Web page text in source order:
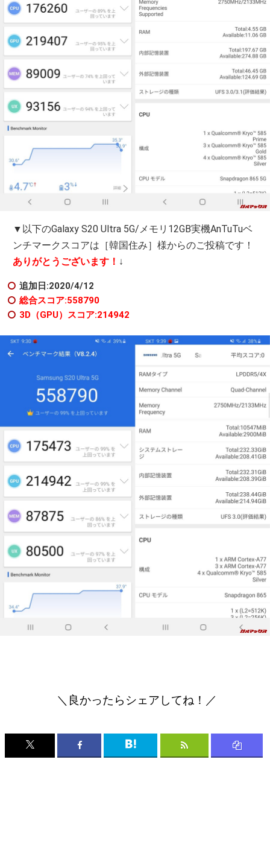
▼以下のGalaxy S20 Ultra 5G/メモリ12GB実機AnTuTuベ
ンチマークスコアは［韓国住み］様からのご投稿です！
ありがとうございます！ ↓
追加日:2020/4/12
総合スコア:558790
3D（GPU）スコア:214942
＼良かったらシェアしてね！／